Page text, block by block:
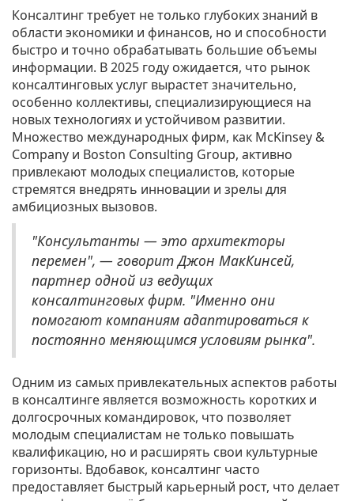
Консалтинг требует не только глубоких знаний в
области экономики и финансов, но и способности
быстро и точно обрабатывать большие объемы
информации. В 2025 году ожидается, что рынок
консалтинговых услуг вырастет значительно,
особенно коллективы, специализирующиеся на
новых технологиях и устойчивом развитии.
Множество международных фирм, как McKinsey &
Company и Boston Consulting Group, активно
привлекают молодых специалистов, которые
стремятся внедрять инновации и зрелы для
амбициозных вызовов.
"Консультанты — это архитекторы
перемен", — говорит Джон МакКинсей,
партнер одной из ведущих
консалтинговых фирм. "Именно они
помогают компаниям адаптироваться к
постоянно меняющимся условиям рынка".
Одним из самых привлекательных аспектов работы
в консалтинге является возможность коротких и
долгосрочных командировок, что позволяет
молодым специалистам не только повышать
квалификацию, но и расширять свои культурные
горизонты. Вдобавок, консалтинг часто
предоставляет быстрый карьерный рост, что делает